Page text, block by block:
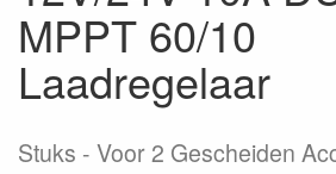
MPPT 60/10
Laadregelaar
Stuks
Voor 2 Gescheiden